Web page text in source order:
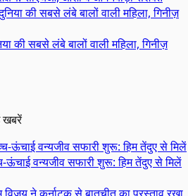
की सबसे लंबे बालों वाली महिला, गिनीज़
खबरें
ऊंचाई वन्यजीव सफारी शुरू: हिम तेंदुए से मिलें